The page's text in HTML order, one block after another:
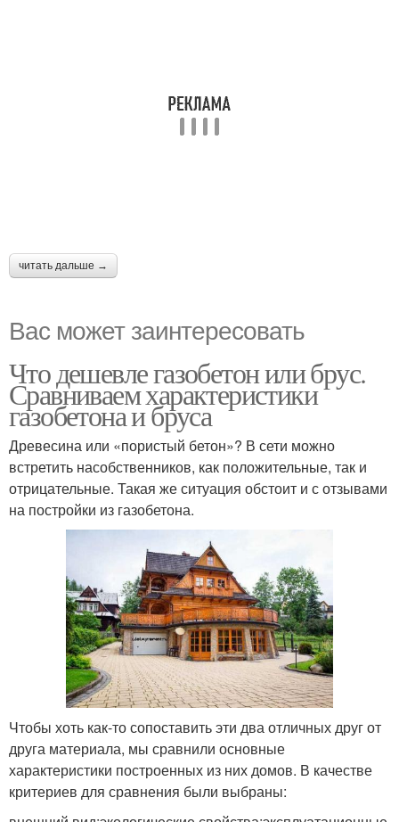
читать дальше →
Вас может заинтересовать
Что дешевле газобетон или брус.
Сравниваем характеристики
газобетона и бруса
Древесина или «пористый бетон»? В сети можно
встретить насобственников, как положительные, так и
отрицательные. Такая же ситуация обстоит и с отзывами
на постройки из газобетона.
Чтобы хоть как-то сопоставить эти два отличных друг от
друга материала, мы сравнили основные
характеристики построенных из них домов. В качестве
критериев для сравнения были выбраны: